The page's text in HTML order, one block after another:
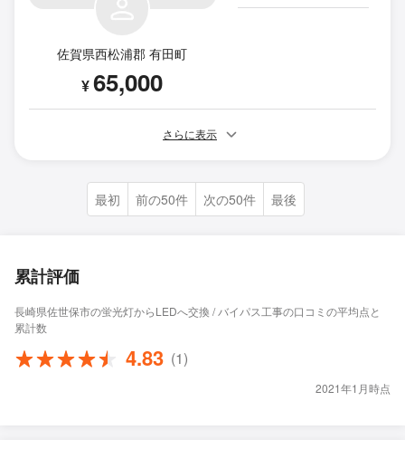
佐賀県西松浦郡 有田町
¥65,000
さらに表示
最初 前の50件 次の50件 最後
累計評価
長崎県佐世保市の蛍光灯からLEDへ交換 / バイパス工事の口コミの平均点と
累計数
4.83 (1)
2021年1月時点